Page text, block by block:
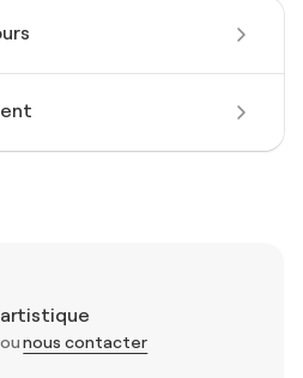
artistique
ounous contacter